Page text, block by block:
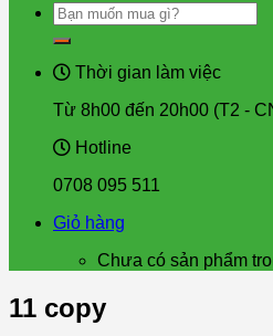
Tìm
kiếm:
Thời gian làm việc
Từ 8h00 đến 20h00 (T2 -
Hotline
0708 095 511
Giỏ hàng
Chưa có sản phẩm
11 copy